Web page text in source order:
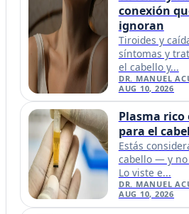
conexión
ignoran
Tiroides y
síntomas y
el cabello y...
DR. MANUEL
AUG 10, 2026
Plasma
para el
Estás
cabello — y
Lo viste e...
DR. MANUEL
AUG 10, 2026